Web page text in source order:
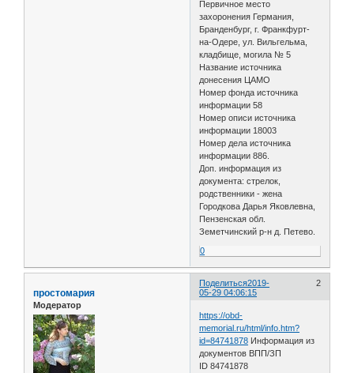
Первичное место
захоронения Германия,
Бранденбург, г. Франкфурт-
на-Одере, ул. Вильгельма,
кладбище, могила № 5
Название источника
донесения ЦАМО
Номер фонда источника
информации 58
Номер описи источника
информации 18003
Номер дела источника
информации 886.
Доп. информация из
документа: стрелок,
родственники - жена
Городкова Дарья Яковлевна,
Пензенская обл.
Земетчинский р-н д. Петево.
0
Поделиться 2
2019-
05-29 04:06:15
простомария
Модератор
https://obd-
memorial.ru/html/info.htm?
id=84741878 Информация из
документов ВПП/ЗП
ID 84741878